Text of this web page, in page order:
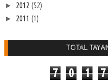
► 2012 (52)
► 2011 (1)
TOTAL
7 0 1 7